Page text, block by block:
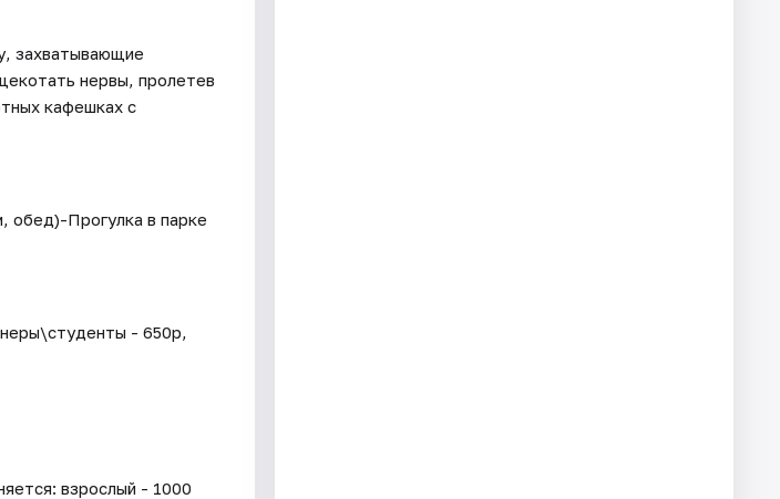
захватывающие
нервы, пролетев
кафешках с
обед)-Прогулка в парке
- 650р,
взрослый - 1000